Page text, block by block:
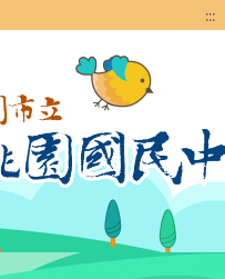
:::